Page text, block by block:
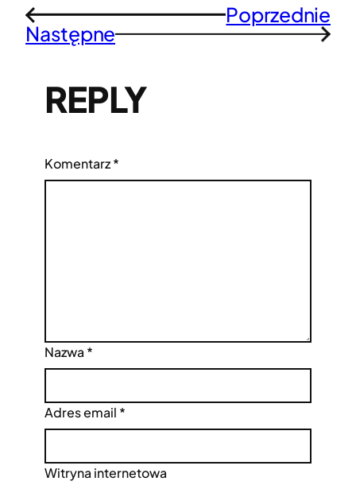
← Poprzednie
Następne →
REPLY
Komentarz*
Nazwa *
Adres email *
Witryna internetowa